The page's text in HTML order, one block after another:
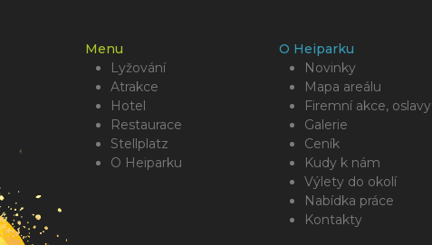
Menu
Lyžování
Atrakce
Hotel
Restaurace
Stellplatz
O Heiparku
O Heiparku
Novinky
Mapa areálu
Firemní akce, oslavy
Galerie
Ceník
Kudy k nám
Výlety do okolí
Nabídka práce
Kontakty